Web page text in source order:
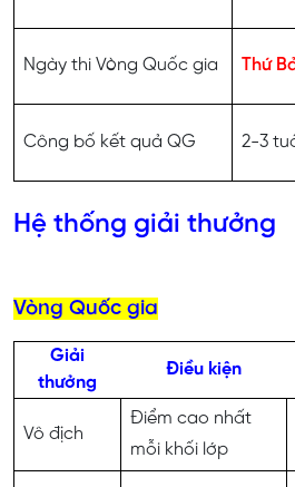
Ngày thi Vòng Quốc gia Thứ
Công bố kết quả QG 2-3
Hệ thống giải thưởng
Vòng Quốc gia
Giải
thưởng
Điều kiện
Vô địch
Điểm cao nhất
mỗi khối lớp